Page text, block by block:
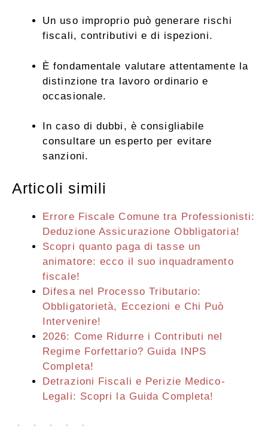
Un uso improprio può generare rischi
fiscali, contributivi e di ispezioni.
È fondamentale valutare attentamente la
distinzione tra lavoro ordinario e
occasionale.
In caso di dubbi, è consigliabile
consultare un esperto per evitare
sanzioni.
Articoli simili
Errore Fiscale Comune tra Professionisti:
Deduzione Assicurazione Obbligatoria!
Scopri quanto paga di tasse un
animatore: ecco il suo inquadramento
fiscale!
Difesa nel Processo Tributario:
Obbligatorietà, Eccezioni e Chi Può
Intervenire!
2026: Come Ridurre i Contributi nel
Regime Forfettario? Guida INPS
Completa!
Detrazioni Fiscali e Perizie Medico-
Legali: Scopri la Guida Completa!